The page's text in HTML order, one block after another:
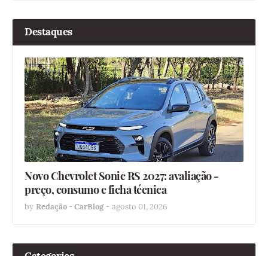
Destaques
Novo Chevrolet Sonic RS 2027: avaliação -
preço, consumo e ficha técnica
by Redação - CarBlog - agosto 01, 2026